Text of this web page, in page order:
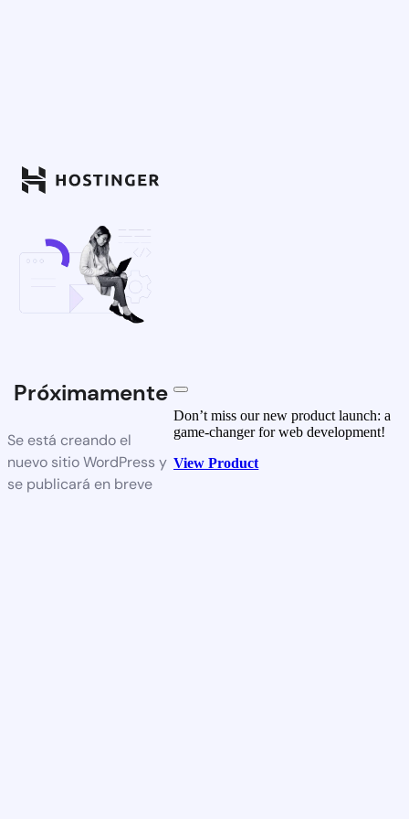
Próximamente
Se está creando el
nuevo sitio WordPress y
se publicará en breve
Don’t miss our new product launch: a
game-changer for web development!
View Product